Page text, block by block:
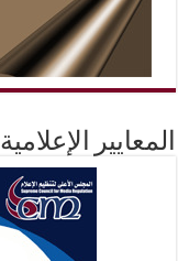
المعايير الإعلامية